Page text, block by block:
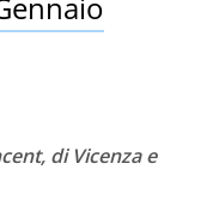
di Vicenza e